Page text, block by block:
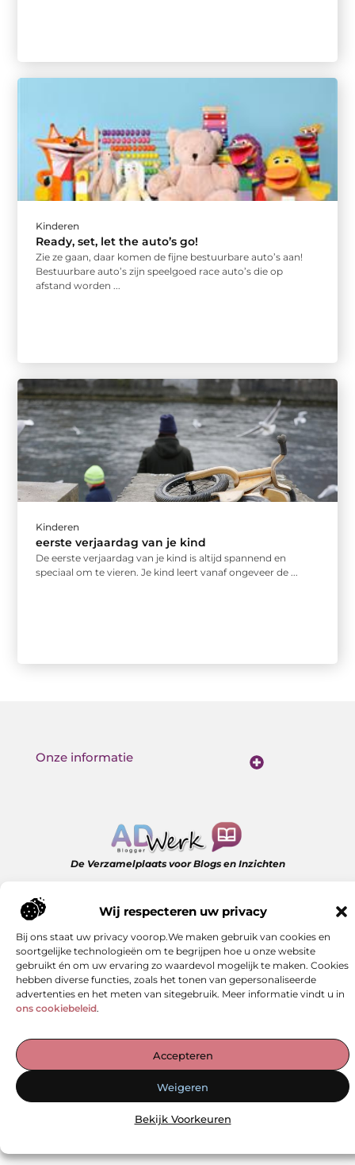
Wij respecteren uw privacy
Bij ons staat uw privacy voorop.We maken gebruik van cookies en
soortgelijke technologieën om te begrijpen hoe u onze website
gebruikt én om uw ervaring zo waardevol mogelijk te maken. Cookies
hebben diverse functies, zoals het tonen van gepersonaliseerde
advertenties en het meten van sitegebruik. Meer informatie vindt u in
ons cookiebeleid.
Accepteren
Weigeren
Bekijk Voorkeuren
Kinderen
Ready, set, let the auto’s go!
Zie ze gaan, daar komen de fijne bestuurbare auto’s aan!
Bestuurbare auto’s zijn speelgoed race auto’s die op
afstand worden ...
Kinderen
eerste verjaardag van je kind
De eerste verjaardag van je kind is altijd spannend en
speciaal om te vieren. Je kind leert vanaf ongeveer de ...
De Verzamelplaats voor Blogs en Inzichten
artikelen, allemaal op één plek. Begin jouw leesreis vandaag op
ad-werk.nl!
@2025 www.ad-werk.nl.All Right Reserved.
Onze informatie